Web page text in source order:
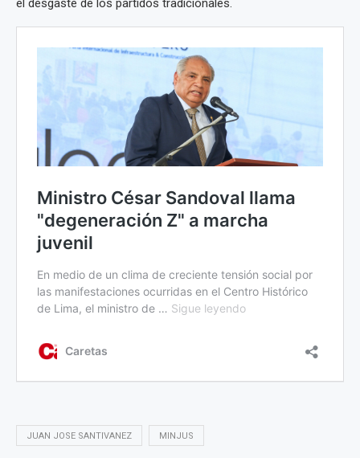
el desgaste de los partidos tradicionales.
JUAN JOSE SANTIVANEZ MINJUS